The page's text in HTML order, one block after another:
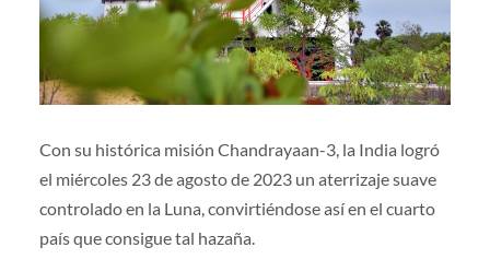
Con su histórica misión Chandrayaan-3, la India logró
el miércoles 23 de agosto de 2023 un aterrizaje suave
controlado en la Luna, convirtiéndose así en el cuarto
país que consigue tal hazaña.